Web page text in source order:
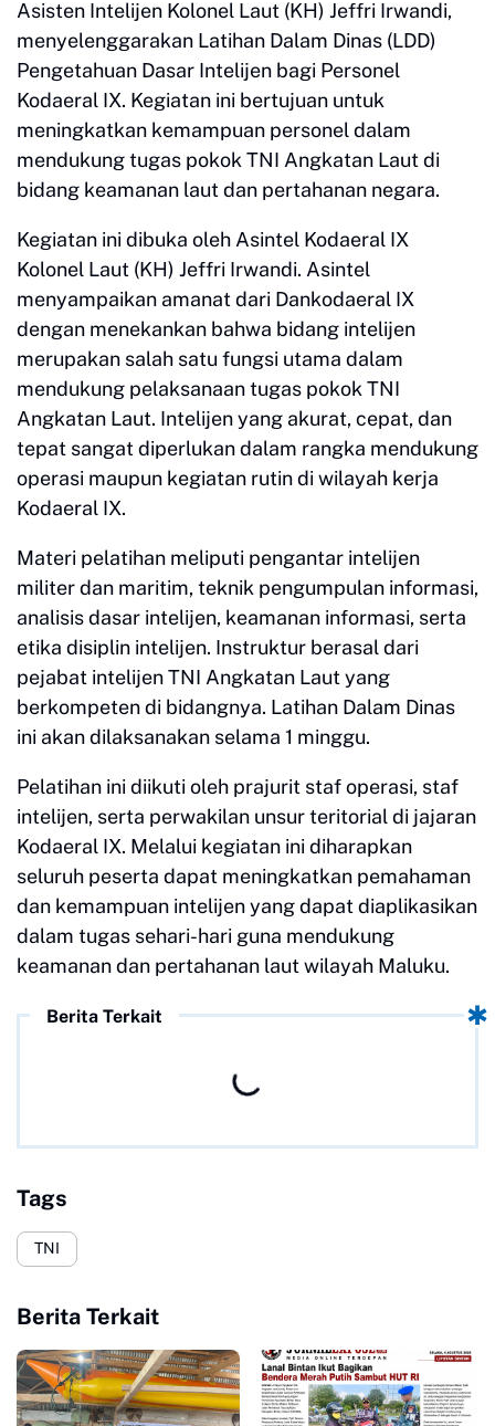
Asisten Intelijen Kolonel Laut (KH) Jeffri Irwandi,
menyelenggarakan Latihan Dalam Dinas (LDD)
Pengetahuan Dasar Intelijen bagi Personel
Kodaeral IX. Kegiatan ini bertujuan untuk
meningkatkan kemampuan personel dalam
mendukung tugas pokok TNI Angkatan Laut di
bidang keamanan laut dan pertahanan negara.
Kegiatan ini dibuka oleh Asintel Kodaeral IX
Kolonel Laut (KH) Jeffri Irwandi. Asintel
menyampaikan amanat dari Dankodaeral IX
dengan menekankan bahwa bidang intelijen
merupakan salah satu fungsi utama dalam
mendukung pelaksanaan tugas pokok TNI
Angkatan Laut. Intelijen yang akurat, cepat, dan
tepat sangat diperlukan dalam rangka mendukung
operasi maupun kegiatan rutin di wilayah kerja
Kodaeral IX.
Materi pelatihan meliputi pengantar intelijen
militer dan maritim, teknik pengumpulan informasi,
analisis dasar intelijen, keamanan informasi, serta
etika disiplin intelijen. Instruktur berasal dari
pejabat intelijen TNI Angkatan Laut yang
berkompeten di bidangnya. Latihan Dalam Dinas
ini akan dilaksanakan selama 1 minggu.
Pelatihan ini diikuti oleh prajurit staf operasi, staf
intelijen, serta perwakilan unsur teritorial di jajaran
Kodaeral IX. Melalui kegiatan ini diharapkan
seluruh peserta dapat meningkatkan pemahaman
dan kemampuan intelijen yang dapat diaplikasikan
dalam tugas sehari-hari guna mendukung
keamanan dan pertahanan laut wilayah Maluku.
Berita Terkait
Tags
TNI
Berita Terkait